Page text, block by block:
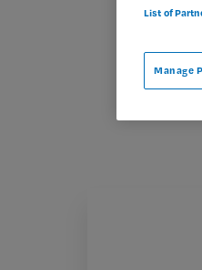
List of
Manage